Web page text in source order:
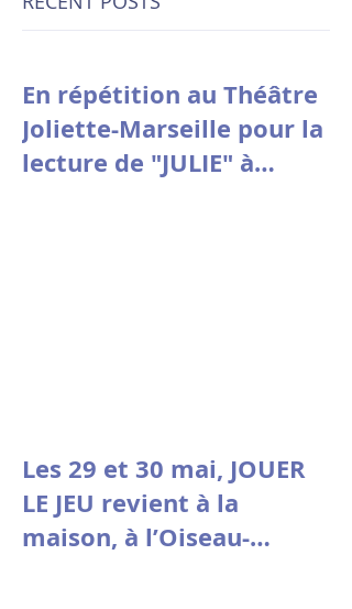
En répétition au Théâtre
Joliette-Marseille pour la
lecture de "JULIE" à
Les 29 et 30 mai, JOUER
LE JEU revient à la
maison, à l’Oiseau-